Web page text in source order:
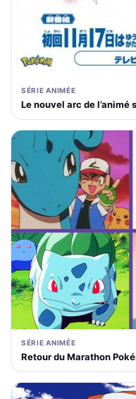
SÉRIE ANIMÉE
Le nouvel arc de l’animé
SÉRIE ANIMÉE
Retour du Marathon